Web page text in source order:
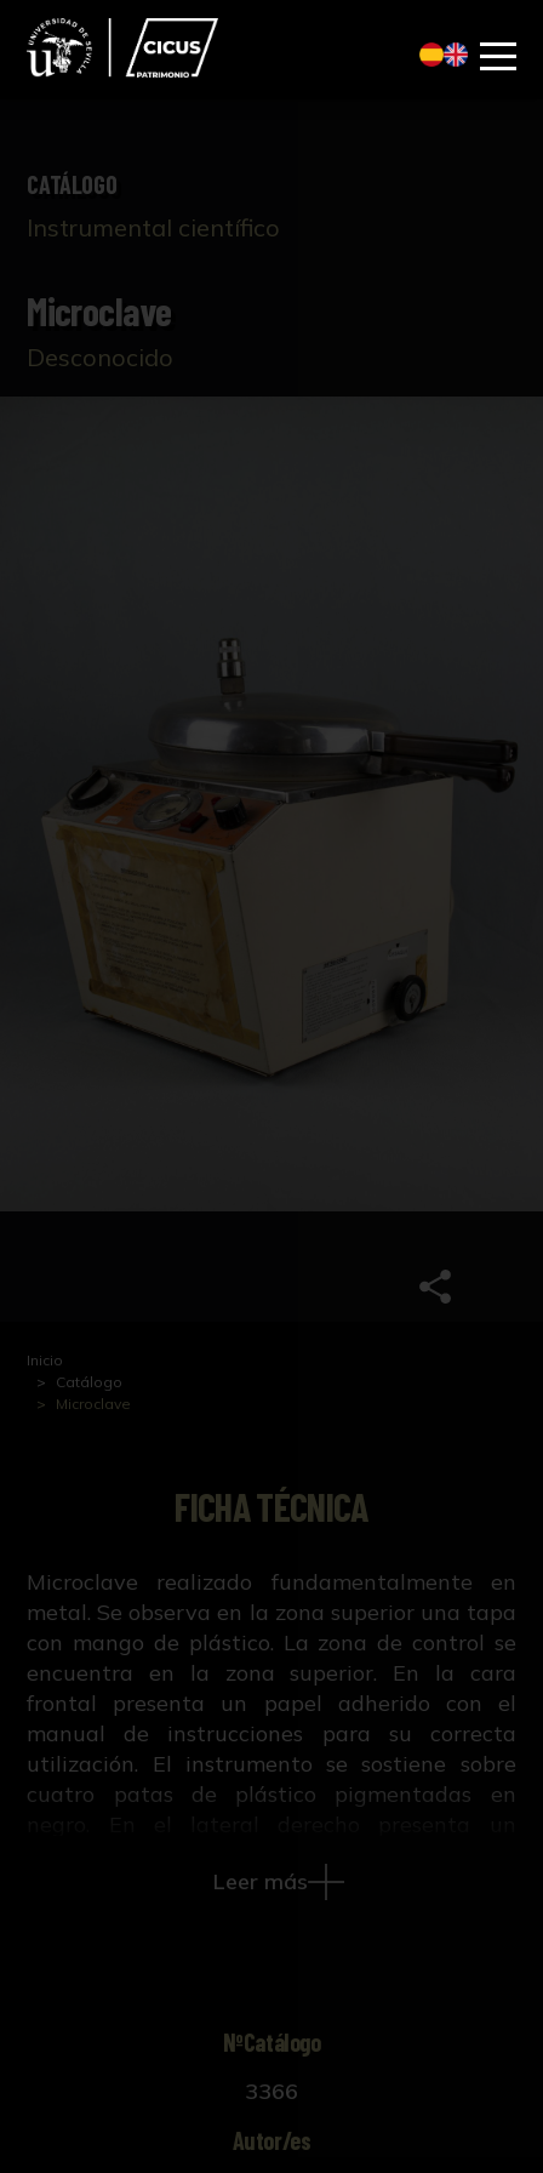
CATÁLOGO
Instrumental científico
Microclave
Desconocido
Inicio
Catálogo
Microclave
FICHA TÉCNICA
Microclave realizado fundamentalmente en
metal. Se observa en la zona superior una tapa
con mango de plástico. La zona de control se
encuentra en la zona superior. En la cara
frontal presenta un papel adherido con el
manual de instrucciones para su correcta
utilización. El instrumento se sostiene sobre
cuatro patas de plástico pigmentadas en
Leer más
NºCatálogo
3366
Autor/es